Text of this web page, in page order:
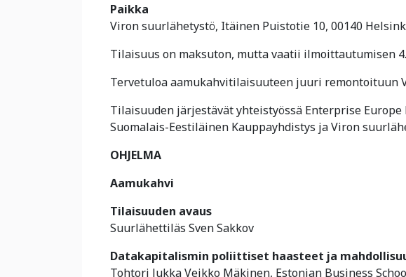
Paikka
Viron suurlähetystö, Itäinen Puistotie 10, 00140
Tilaisuus on maksuton, mutta vaatii ilmoittautumisen
Tervetuloa aamukahvitilaisuuteen juuri remontoituun
Tilaisuuden järjestävät yhteistyössä Enterprise
Suomalais-Eestiläinen Kauppayhdistys ja Viron
OHJELMA
Aamukahvi
Tilaisuuden avaus
Suurlähettiläs Sven Sakkov
Datakapitalismin poliittiset haasteet ja
Tohtori Jukka Veikko Mäkinen, Estonian Business